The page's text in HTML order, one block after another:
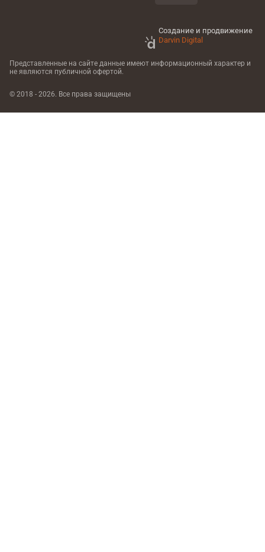
Создание и продвижение
Darvin Digital
Представленные на сайте данные имеют информационный характер и
не являются публичной офертой.
© 2018 - 2026. Все права защищены